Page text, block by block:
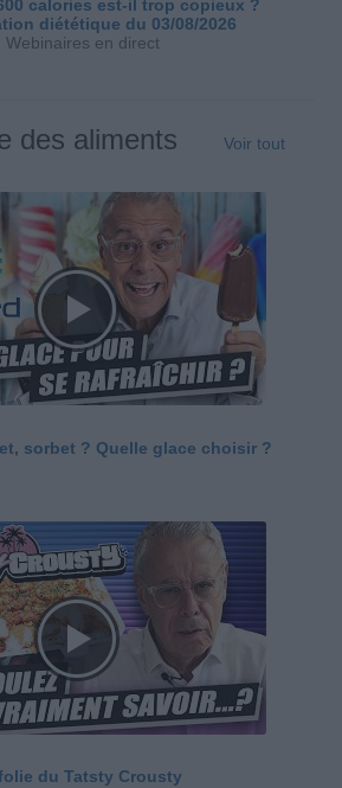
calories est-il trop copieux ?
diététique du 03/08/2026
Webinaires en direct
des aliments Voir tout
sorbet ? Quelle glace choisir ?
du Tatsty Crousty